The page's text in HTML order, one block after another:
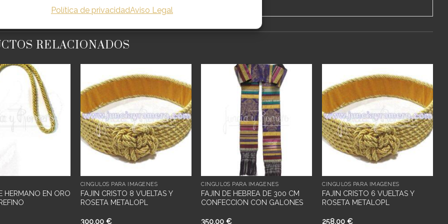
Política de privacidadAviso Legal
RELACIONADOS
Añadir
deseos
HERMANO EN ORO
a
deseos
CÍNGULOS PARA IMÁGENES
FAJIN CRISTO 8 VUELTAS Y
ROSETA METALOPL
300,00 €
CÍNGULOS PARA IMÁGENES
FAJIN DE HEBREA DE 300 CM
CONFECCION CON GALONES
350,00€
a
deseos
CÍNGULOS PARA IMÁGENES
FAJIN CRISTO 6 VUELTAS Y
ROSETA METALOPL
258,00€